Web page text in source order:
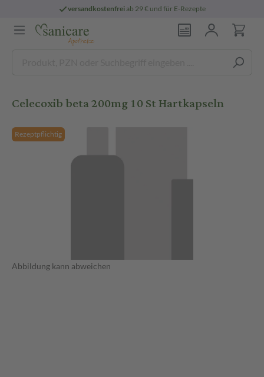
versandkostenfreiab 29 € und für E-Rezepte
Celecoxib beta 200mg 10 St Hartkapseln
Rezeptpflichtig
Abbildung kann abweichen